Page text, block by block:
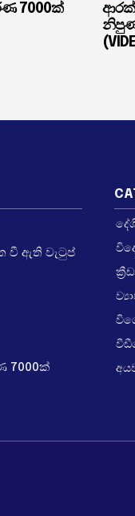
7000ක්
වී ඇති වැටුප්
7000ක්